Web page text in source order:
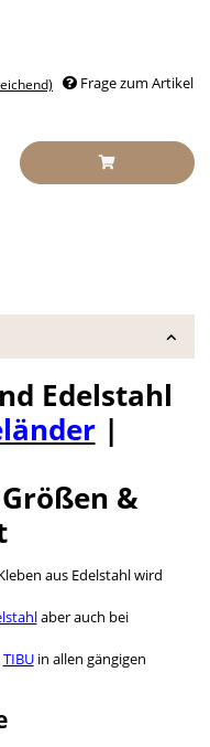
Frage zum Artikel
Edelstahl
|
&
aus Edelstahl wird
aber auch bei
TIBUin allen gängigen